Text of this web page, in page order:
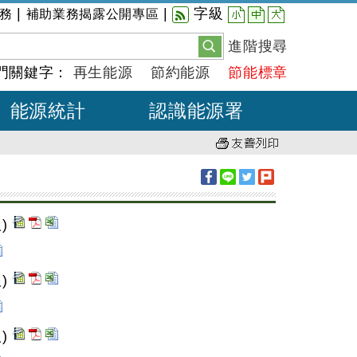
補助業務揭露公開專區 字級 小 中 大
進階搜尋
關鍵字： 再生能源 節約能源 節能標章
能源統計 認識能源署